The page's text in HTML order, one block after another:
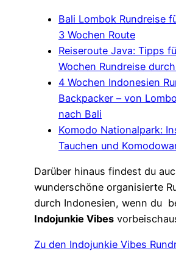
Bali Lombok Rundreise
3 Wochen Route
Reiseroute Java: Tipps
Wochen Rundreise
4 Wochen Indonesien
Backpacker – von
nach Bali
Komodo Nationalpark:
Tauchen und
Darüber hinaus findest du
wunderschöne organisierte
durch Indonesien, wenn du
Indojunkie Vibes
Zu den Indojunkie Vibes